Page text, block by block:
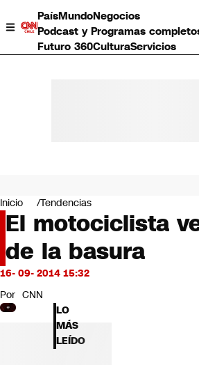
PaísMundoNegocios
Podcast y Programas
Futuro 360CulturaServicios
Negocios
Deportes
Programas completos
Cultura
Servicios
Bits
CNN Data
CNN tiempo
Futuro 360
Inicio Tendencias
El motociclista
de la basura
16- 09- 2014 15:32
Por CNN
LO
MÁS
LEÍDO